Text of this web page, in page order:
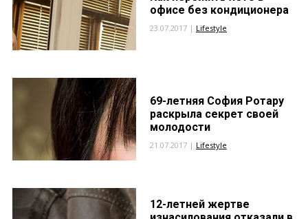
офисе без кондиционера
23.07.2017 | Lifestyle
69-летняя София Ротару
раскрыла секрет своей
молодости
21.07.2017 | Lifestyle
12-летней жертве